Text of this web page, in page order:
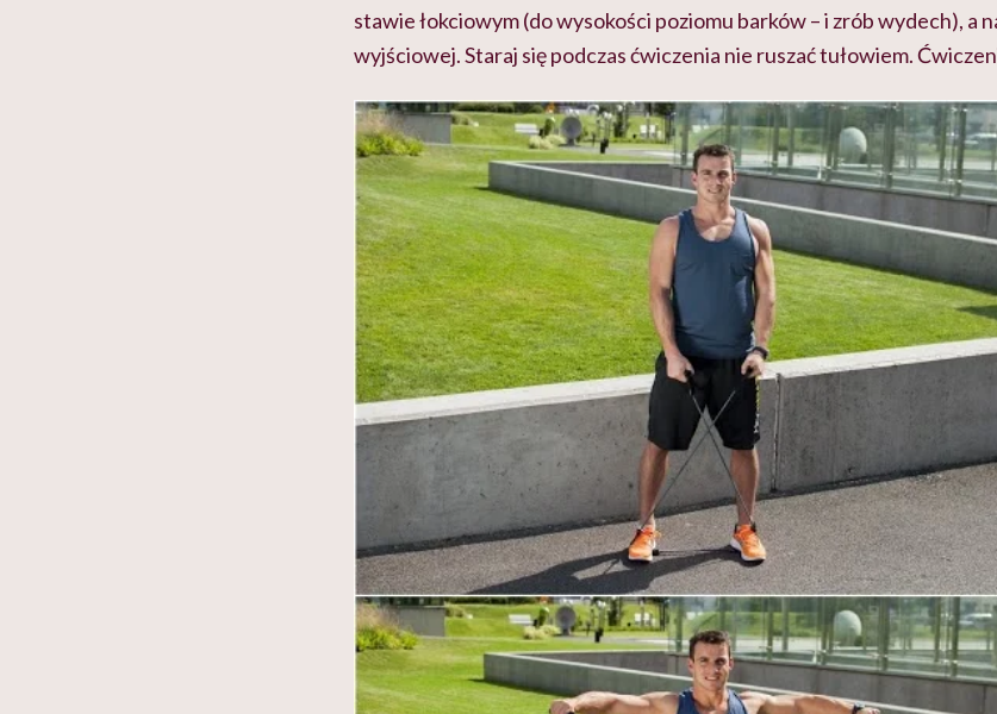
stawie łokciowym (do wysokości poziomu barków – i zrób wydech), a
wyjściowej. Staraj się podczas ćwiczenia nie ruszać tułowiem.